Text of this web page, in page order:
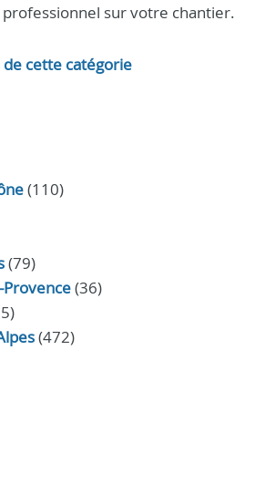
sur votre chantier.
de cette catégorie
(110)
(79)
(36)
(472)